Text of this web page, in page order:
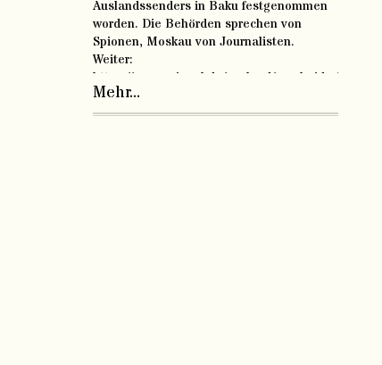
Auslandssenders in Baku festgenommen
worden. Die Behörden sprechen von
Spionen, Moskau von Journalisten.
Weiter:
https://www.spiegel.de/ausland/aserbaidschan-
festnahmen-nach-razzia-bei-russischem-
sender-in-baku-a-cafed5d8-8199-43a4-9e8a-
Mehr...